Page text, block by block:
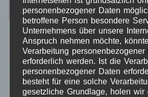
Dekoratives Wandmotiv (SVG-
5,90€
Kein Mehrwertsteuerausweis, da
§19 (1) UStG.
personenbezogener Daten
betroffene Person besondere
Unternehmens über unsere
Anspruch nehmen möchte,
Verarbeitung personenbezogener
erforderlich werden. Ist die
personenbezogener Daten
besteht für eine solche
gesetzliche Grundlage, holen wir